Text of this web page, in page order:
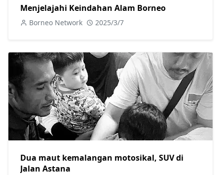
Menjelajahi Keindahan Alam Borneo
Borneo Network 2025/3/7
Dua maut kemalangan motosikal, SUV di
Jalan Astana